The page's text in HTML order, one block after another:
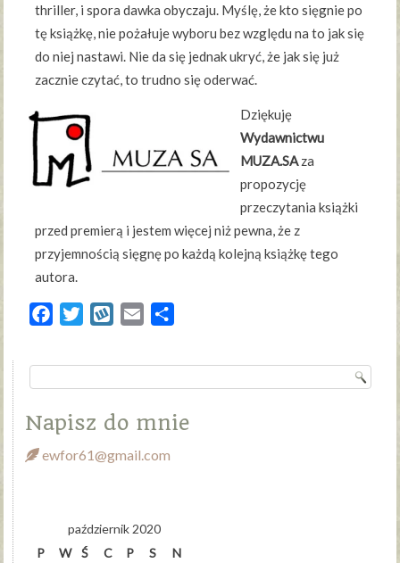
thriller, i spora dawka obyczaju. Myślę, że kto sięgnie po
tę książkę, nie pożałuje wyboru bez względu na to jak się
do niej nastawi. Nie da się jednak ukryć, że jak się już
zacznie czytać, to trudno się oderwać.
Dziękuję
Wydawnictwu
MUZA.SA za
propozycję
przeczytania książki
przed premierą i jestem więcej niż pewna, że z
przyjemnością sięgnę po każdą kolejną książkę tego
autora.
FacebookTwitterWykopEmail
Napisz do mnie
ewfor61@gmail.com
październik 2020
P
W Ś C P S
N